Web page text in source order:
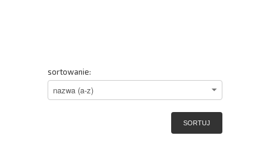
sortowanie:
SORTUJ